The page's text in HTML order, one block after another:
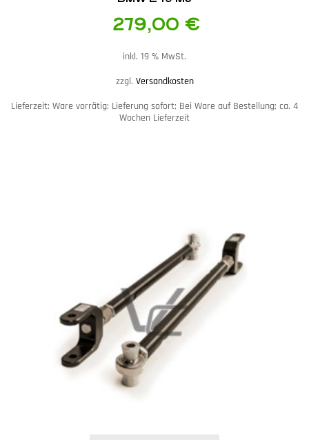
279,00 €
inkl. 19 % MwSt.
zzgl. Versandkosten
Lieferzeit: Ware vorrätig: Lieferung sofort; Bei Ware auf Bestellung; ca. 4
Wochen Lieferzeit